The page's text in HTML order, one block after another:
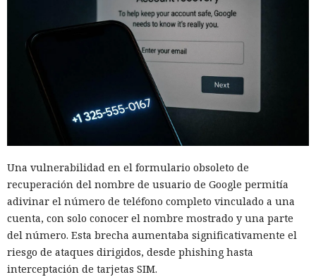
Una vulnerabilidad en el formulario obsoleto de
recuperación del nombre de usuario de Google permitía
adivinar el número de teléfono completo vinculado a una
cuenta, con solo conocer el nombre mostrado y una parte
del número. Esta brecha aumentaba significativamente el
riesgo de ataques dirigidos, desde phishing hasta
interceptación de tarjetas SIM.